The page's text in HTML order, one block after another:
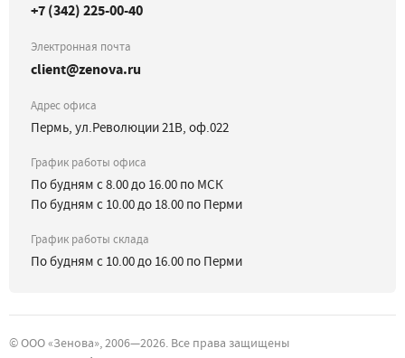
+7 (342) 225-00-40
Электронная почта
client@zenova.ru
Адрес офиса
Пермь, ул.Революции 21В, оф.022
График работы офиса
По будням с 8.00 до 16.00 по МСК
По будням с 10.00 до 18.00 по Перми
График работы склада
По будням с 10.00 до 16.00 по Перми
©ООО «Зенова», 2006—2026. Все права защищены